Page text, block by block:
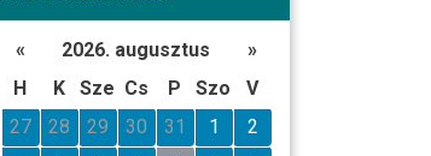
« 2026. augusztus
»
H
K Sze Cs P Szo
V
27
28 29 30 31 1
2